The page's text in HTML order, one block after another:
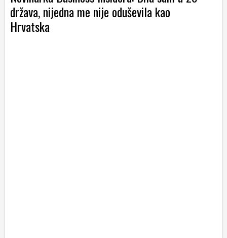
država, nijedna me nije oduševila kao
Hrvatska